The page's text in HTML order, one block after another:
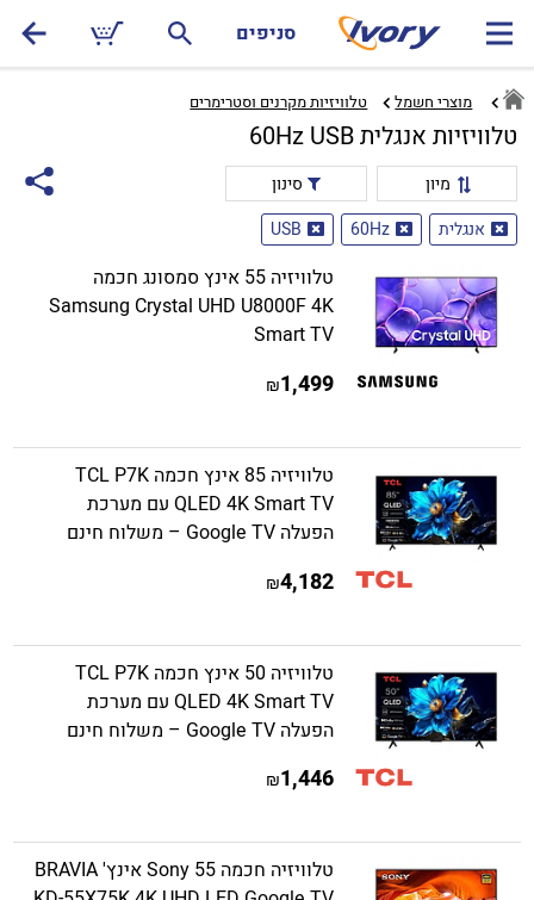
סניפים
מוצרי חשמל טלוויזיות מקרנים וסטרימרים‏
טלוויזיות אנגלית 60Hz USB
מיון
סינון
אנגלית
60Hz
USB
טלוויזיה 55 אינץ סמסונג חכמה
Samsung Crystal UHD U8000F 4K
Smart TV
1,499
₪
טלוויזיה 85 אינץ חכמה TCL P7K
QLED 4K Smart TV עם מערכת
הפעלה Google TV – משלוח חינם
4,182
₪
טלוויזיה 50 אינץ חכמה TCL P7K
QLED 4K Smart TV עם מערכת
הפעלה Google TV – משלוח חינם
1,446
₪
טלוויזיה חכמה Sony 55 אינץ' BRAVIA